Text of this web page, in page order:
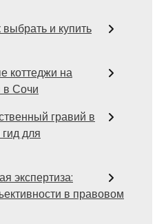
и купить
коттеджи на
в Сочи
гравий в
для
экспертиза:
в правовом